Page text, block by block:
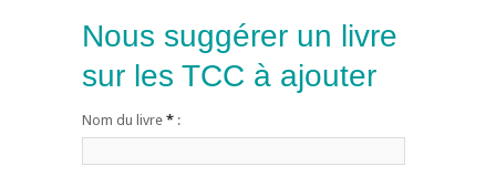
Nous suggérer un livre
sur les TCC à ajouter
Nom du livre * :